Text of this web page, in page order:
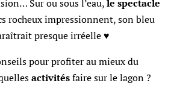
Sur ou sous l’eau,le spectacle
rocheux impressionnent, son bleu
presque irréelle ♥
pour profiter au mieux du
activitésfaire sur le lagon ?